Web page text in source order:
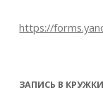
https://
ЗАПИСЬ В КРУЖКИ